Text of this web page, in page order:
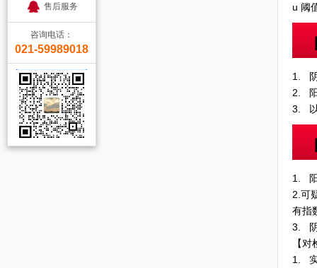
u 阈
1. 阴
2. 阳
3. 以
1. 阳
2.可
有指
3. 阴
【
1. 实
售后服务
咨询电话：
021-59989018